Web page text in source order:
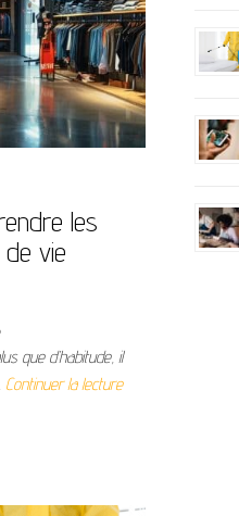
les
vie
que d’habitude, il
Continuer la lecture